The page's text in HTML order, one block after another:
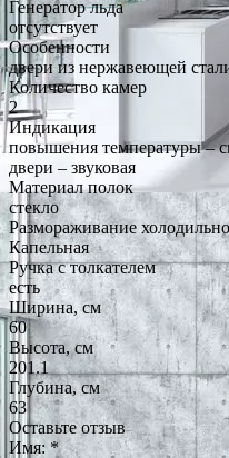
Генератор льда
отсутствует
Особенности
двери из нержавеющей
Количество камер
2
Индикация
повышения температуры –
двери – звуковая
Материал полок
стекло
Размораживание
Капельная
Ручка с толкателем
есть
Ширина, см
60
Высота, см
201.1
Глубина, см
63
Оставьте отзыв
Имя: *